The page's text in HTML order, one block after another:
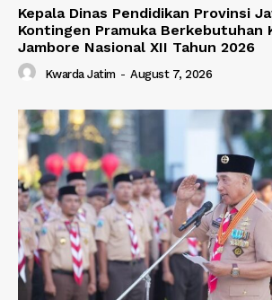
Kepala Dinas Pendidikan Provinsi
Kontingen Pramuka Berkebutuhan
Jambore Nasional XII Tahun 2026
Kwarda Jatim - August 7, 2026